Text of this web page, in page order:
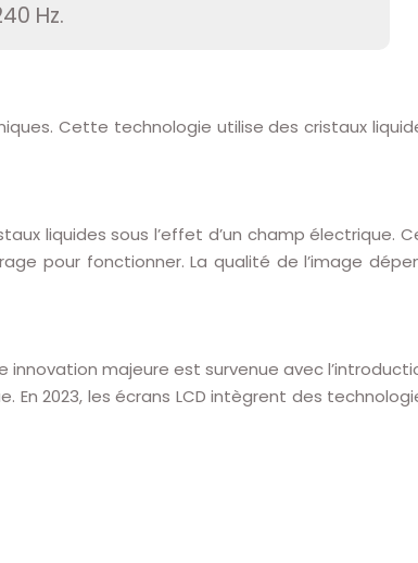
Hz.
Cette technologie utilise des cristaux
liquides sous l’effet d’un champ électrique.
pour fonctionner. La qualité de l’image
innovation majeure est survenue avec
2023, les écrans LCD intègrent des